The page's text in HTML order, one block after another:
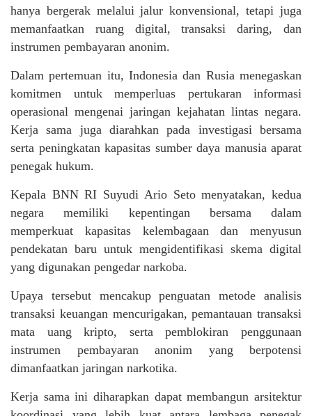
hanya bergerak melalui jalur konvensional, tetapi juga
memanfaatkan ruang digital, transaksi daring, dan
instrumen pembayaran anonim.
Dalam pertemuan itu, Indonesia dan Rusia menegaskan
komitmen untuk memperluas pertukaran informasi
operasional mengenai jaringan kejahatan lintas negara.
Kerja sama juga diarahkan pada investigasi bersama
serta peningkatan kapasitas sumber daya manusia aparat
penegak hukum.
Kepala BNN RI Suyudi Ario Seto menyatakan, kedua
negara memiliki kepentingan bersama dalam
memperkuat kapasitas kelembagaan dan menyusun
pendekatan baru untuk mengidentifikasi skema digital
yang digunakan pengedar narkoba.
Upaya tersebut mencakup penguatan metode analisis
transaksi keuangan mencurigakan, pemantauan transaksi
mata uang kripto, serta pemblokiran penggunaan
instrumen pembayaran anonim yang berpotensi
dimanfaatkan jaringan narkotika.
Kerja sama ini diharapkan dapat membangun arsitektur